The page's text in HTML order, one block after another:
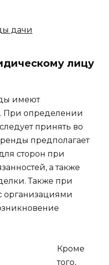
дачи
лицу
имеют
При определении
принять во
предполагает
сторон при
а также
Также при
организациями
Кроме
того,